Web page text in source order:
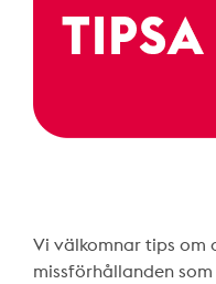
Vi välkomnar tips om
missförhållanden